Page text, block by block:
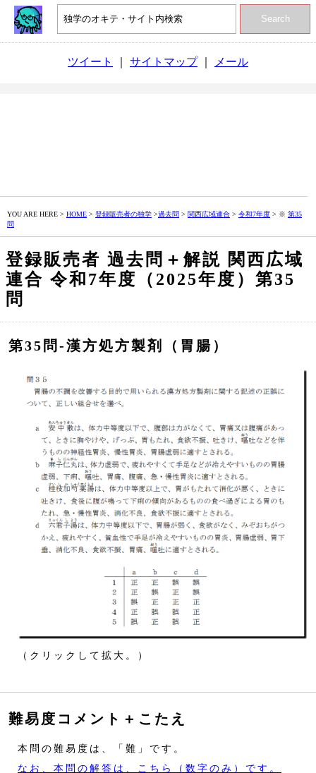
Search
ツイート サイトマップ｜ メール
YOU ARE HERE > HOME > 登録販売者の独学 >過去問 > 関西広域連合 > 令和7年度 > ※ 第35
問
登録販売者 過去問＋解説 関西広域
連合 令和7年度（2025年度）第35
問
第35問‐漢方処方製剤（胃腸）
（クリックして拡大。）
難易度コメント＋こたえ
本問の難易度は、「難」です。
なお、本問の解答は、こちら（数字のみ）です。